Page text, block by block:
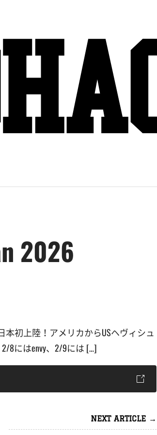
2026
本初上陸！アメリカからUSヘヴィシュ
2/8にはenvy、2/9には […]
NEXT ARTICLE →